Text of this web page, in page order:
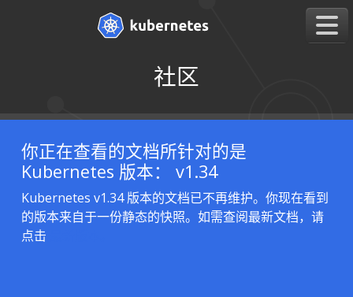
社区
你正在查看的文档所针对的是
Kubernetes 版本： v1.34
Kubernetes v1.34 版本的文档已不再维护。你现在看到
的版本来自于一份静态的快照。如需查阅最新文档，请
点击